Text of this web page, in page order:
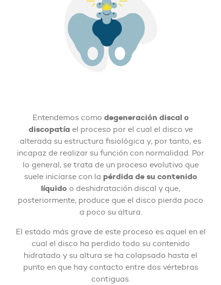
Entendemos como degeneración discal o
discopatía el proceso por el cual el disco ve
alterada su estructura fisiológica y, por tanto, es
incapaz de realizar su función con normalidad. Por
lo general, se trata de un proceso evolutivo que
suele iniciarse con la pérdida de su contenido
líquido o deshidratación discal y que,
posteriormente, produce que el disco pierda poco
a poco su altura.
El estado más grave de este proceso es aquel en el
cual el disco ha perdido todo su contenido
hidratado y su altura se ha colapsado hasta el
punto en que hay contacto entre dos vértebras
contiguas.